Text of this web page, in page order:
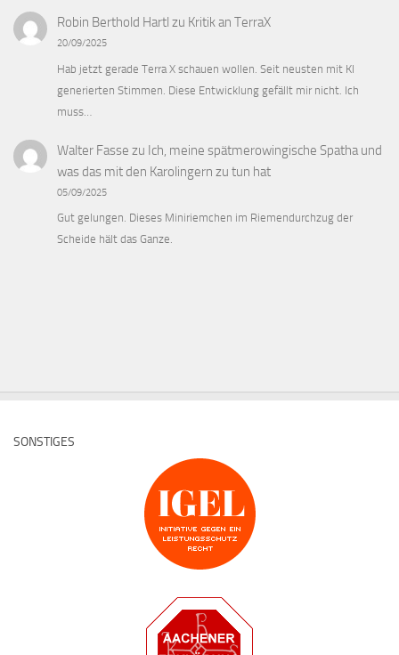
Robin Berthold Hartl zu Kritik an TerraX
20/09/2025
Hab jetzt gerade Terra X schauen wollen. Seit neusten mit KI
generierten Stimmen. Diese Entwicklung gefällt mir nicht. Ich
muss…
Walter Fasse zu Ich, meine spätmerowingische Spatha und
was das mit den Karolingern zu tun hat
05/09/2025
Gut gelungen. Dieses Miniriemchen im Riemendurchzug der
Scheide hält das Ganze.
SONSTIGES